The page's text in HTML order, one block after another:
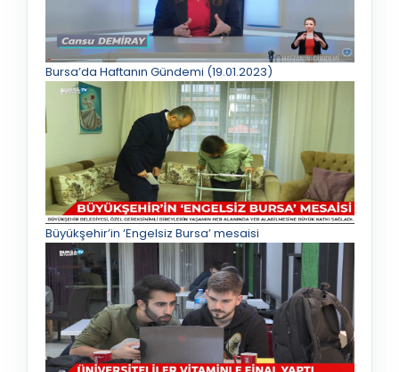
Bursa’da Haftanın Gündemi (19.01.2023)
Büyükşehir’in ‘Engelsiz Bursa’ mesaisi